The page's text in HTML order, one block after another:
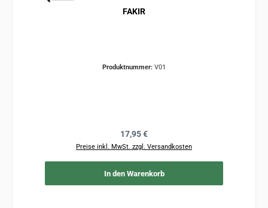
FAKIR
Produktnummer: V01
Regulärer Preis:
17,95 €
Preise inkl. MwSt. zzgl. Versandkosten
In den Warenkorb